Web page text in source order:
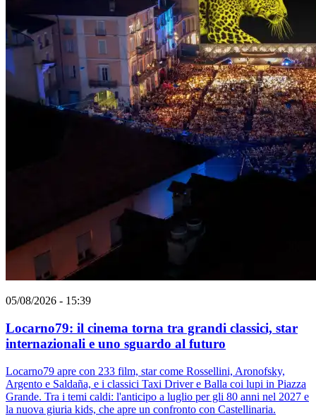
05/08/2026 - 15:39
Locarno79: il cinema torna tra grandi classici, star
internazionali e uno sguardo al futuro
Locarno79 apre con 233 film, star come Rossellini, Aronofsky,
Argento e Saldaña, e i classici Taxi Driver e Balla coi lupi in Piazza
Grande. Tra i temi caldi: l'anticipo a luglio per gli 80 anni nel 2027 e
la nuova giuria kids, che apre un confronto con Castellinaria.